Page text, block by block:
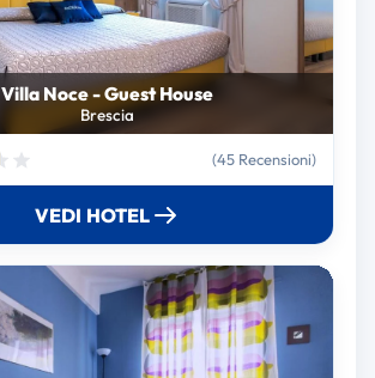
Villa Noce - Guest House
Brescia
(45 Recensioni)
VEDI HOTEL